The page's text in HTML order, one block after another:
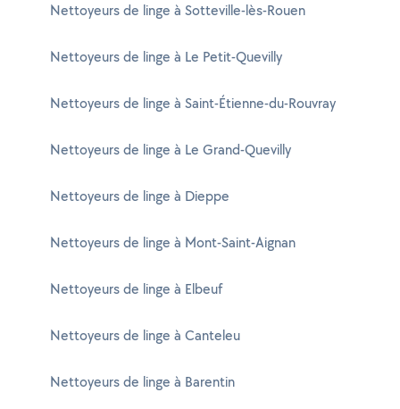
Nettoyeurs de linge à Sotteville-lès-Rouen
Nettoyeurs de linge à Le Petit-Quevilly
Nettoyeurs de linge à Saint-Étienne-du-Rouvray
Nettoyeurs de linge à Le Grand-Quevilly
Nettoyeurs de linge à Dieppe
Nettoyeurs de linge à Mont-Saint-Aignan
Nettoyeurs de linge à Elbeuf
Nettoyeurs de linge à Canteleu
Nettoyeurs de linge à Barentin